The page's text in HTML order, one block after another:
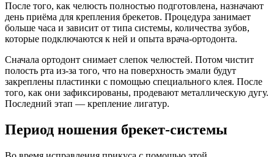
После того, как челюсть полностью подготовлена, назначают
день приёма для крепления брекетов. Процедура занимает
больше часа и зависит от типа системы, количества зубов,
которые подключаются к ней и опыта врача-ортодонта.
Сначала ортодонт снимает слепок челюстей. Потом чистит
полость рта из-за того, что на поверхность эмали будут
закреплены пластинки с помощью специального клея. После
того, как они зафиксированы, продевают металлическую дугу.
Последний этап — крепление лигатур.
Период ношения брекет-системы